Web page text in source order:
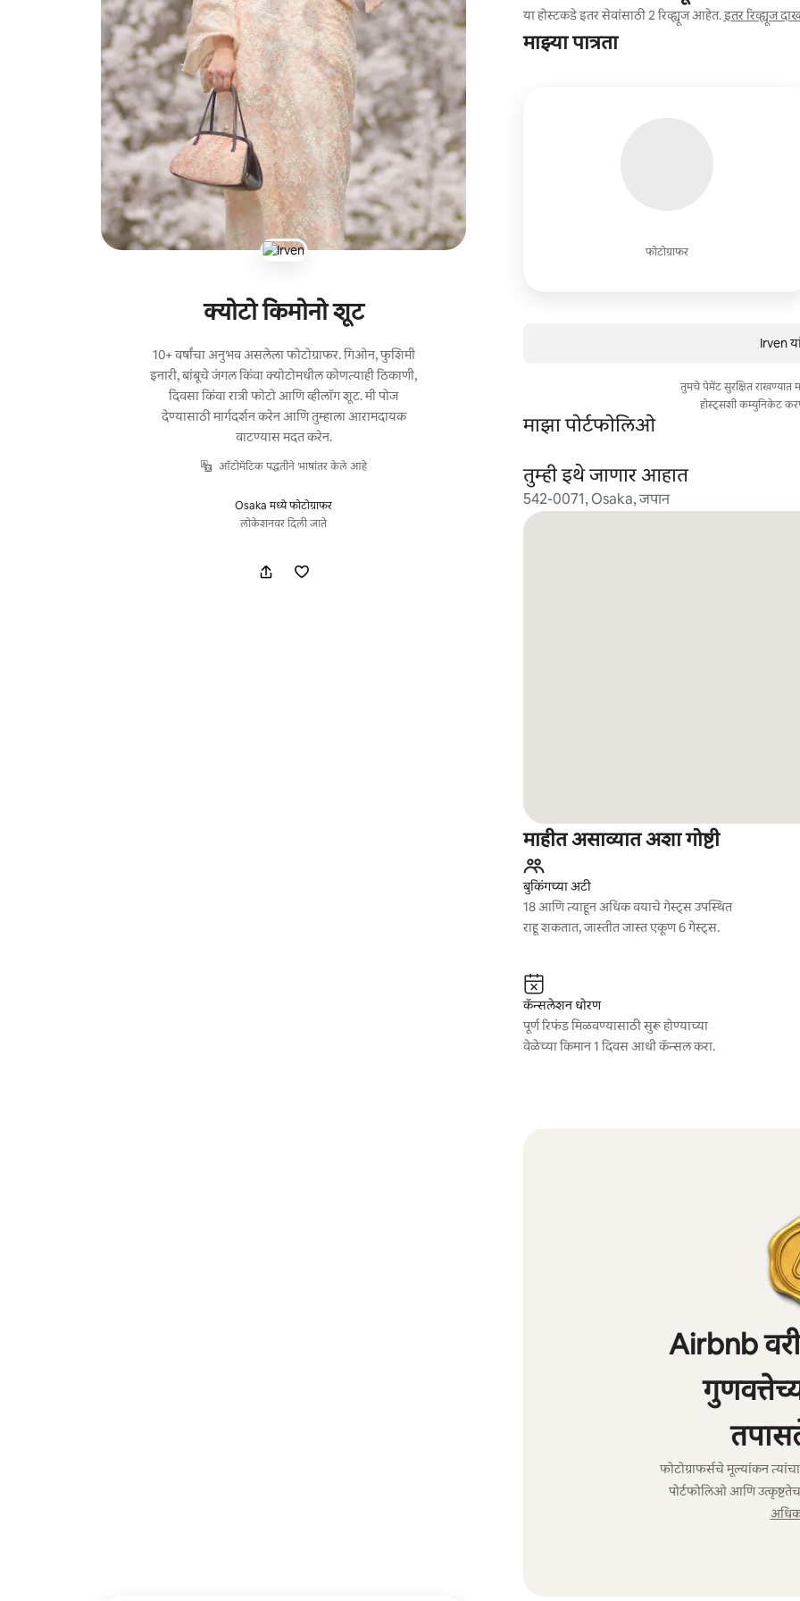
क्योटो किमोनो शूट
10+ वर्षांचा अनुभव असलेला फोटोग्राफर. गिओन, फुशिमी
इनारी, बांबूचे जंगल किंवा क्योटोमधील कोणत्याही ठिकाणी,
दिवसा किंवा रात्री फोटो आणि व्हीलॉग शूट. मी पोज
देण्यासाठी मार्गदर्शन करेन आणि तुम्हाला आरामदायक
वाटण्यास मदत करेन.
ऑटोमॅटिक पद्धतीने भाषांतर केले आहे
Osaka मध्ये फोटोग्राफर
लोकेशनवर दिली जाते
या होस्टकडे इतर सेवांसाठी 2 रिव्ह्यूज आहेत.इतर रिव्ह्यूज
माझ्या पात्रता
फोटोग्राफर
Irven
तुमचे पेमेंट सुरक्षित
होस्ट्सशी कम्युनिकेट
माझा पोर्टफोलिओ
तुम्ही इथे जाणार आहात
542-0071, Osaka, जपान
माहीत असाव्यात अशा गोष्टी
बुकिंगच्या अटी
18 आणि त्याहून अधिक वयाचे गेस्ट्स उपस्थित
राहू शकतात, जास्तीत जास्त एकूण 6 गेस्ट्स.
कॅन्सलेशन धोरण
पूर्ण रिफंड मिळवण्यासाठी सुरू होण्याच्या
वेळेच्या किमान 1 दिवस आधी कॅन्सल करा.
Airbnb
फोटोग्राफर्सचे मूल्यांकन
पोर्टफोलिओ आणि